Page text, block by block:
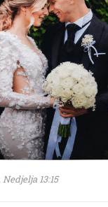
13:15